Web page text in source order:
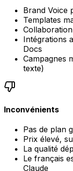
Brand Voice
Templates
Intégrations
Docs
Campagnes
texte)
Inconvénients
Pas de plan
Prix élevé,
La qualité
Le français
Claude